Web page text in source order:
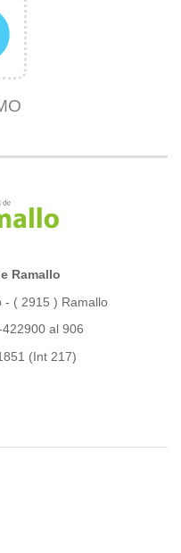
Ramallo
- ( 2915 ) Ramallo
al 906
(Int 217)